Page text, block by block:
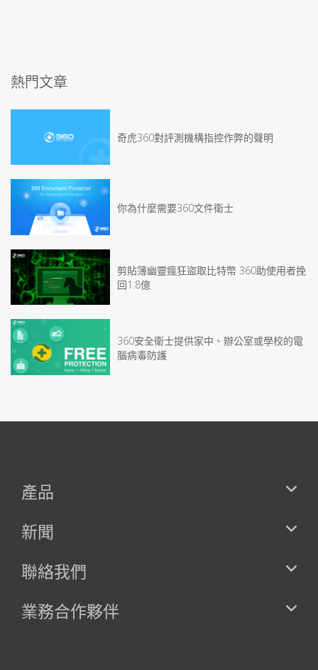
熱門文章
奇虎360對評測機構指控作弊的聲明
你為什麼需要360文件衛士
剪貼簿幽靈瘋狂盜取比特幣 360助使用者挽
回1.8億
360安全衛士提供家中、辦公室或學校的電
腦病毒防護
產品
新聞
聯絡我們
業務合作夥伴